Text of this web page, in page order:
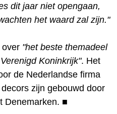
dit jaar niet opengaan,
het waard zal zijn."
over "het beste themadeel
Koninkrijk". Het
de Nederlandse firma
zijn gebouwd door
Denemarken. ■